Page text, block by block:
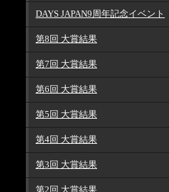
DAYS JAPAN9周年記念イベント
第8回 大賞結果
第7回 大賞結果
第6回 大賞結果
第5回 大賞結果
第4回 大賞結果
第3回 大賞結果
第2回 大賞結果